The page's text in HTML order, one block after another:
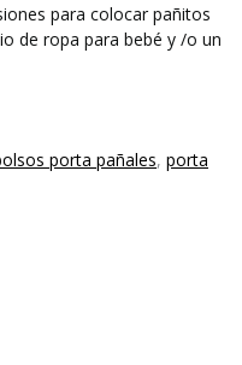
para colocar pañitos
de ropa para bebé y /o un
porta pañales, porta